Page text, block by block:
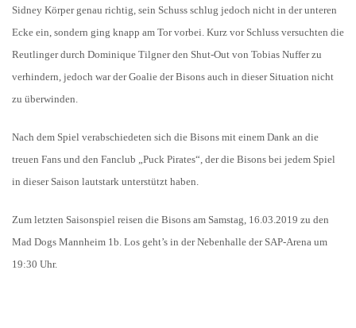
Sidney Körper genau richtig, sein Schuss schlug jedoch nicht in der unteren
Ecke ein, sondern ging knapp am Tor vorbei. Kurz vor Schluss versuchten die
Reutlinger durch Dominique Tilgner den Shut-Out von Tobias Nuffer zu
verhindern, jedoch war der Goalie der Bisons auch in dieser Situation nicht
zu überwinden.
Nach dem Spiel verabschiedeten sich die Bisons mit einem Dank an die
treuen Fans und den Fanclub „Puck Pirates“, der die Bisons bei jedem Spiel
in dieser Saison lautstark unterstützt haben.
Zum letzten Saisonspiel reisen die Bisons am Samstag, 16.03.2019 zu den
Mad Dogs Mannheim 1b. Los geht’s in der Nebenhalle der SAP-Arena um
19:30 Uhr.